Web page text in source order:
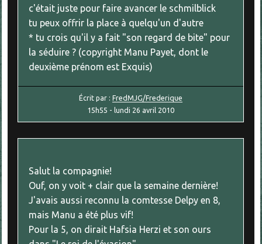
c'était juste pour faire avancer le schmilblick
tu peux offrir la place à quelqu'un d'autre
* tu crois qu'il y a fait "son regard de bite" pour
la séduire ? (copyright Manu Payet, dont le
deuxième prénom est Exquis)
Écrit par :FredMJG/Frederique
15h55 - lundi 26 avril 2010
Salut la compagnie!
Ouf, on y voit + clair que la semaine dernière!
J'avais aussi reconnu la comtesse Delpy en 8,
mais Manu a été plus vif!
Pour la 5, on dirait Hafsia Herzi et son ours